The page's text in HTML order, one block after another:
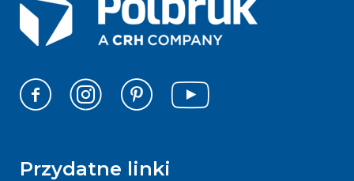
Przydatne linki